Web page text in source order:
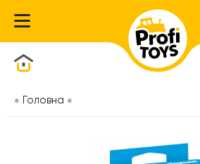
Головна
Каталог товарів